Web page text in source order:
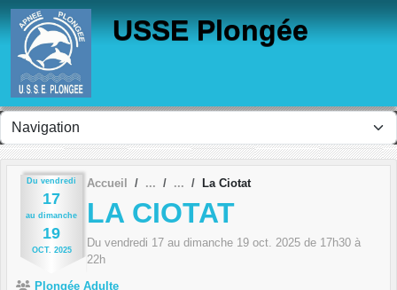
USSE Plongée
Du vendredi
17
au dimanche
19
OCT. 2025
Accueil La Ciotat
LA CIOTAT
Du vendredi 17 au dimanche 19 oct. 2025 de 17h30 à
22h
Plongée Adulte
Panneau de gestion des cookies